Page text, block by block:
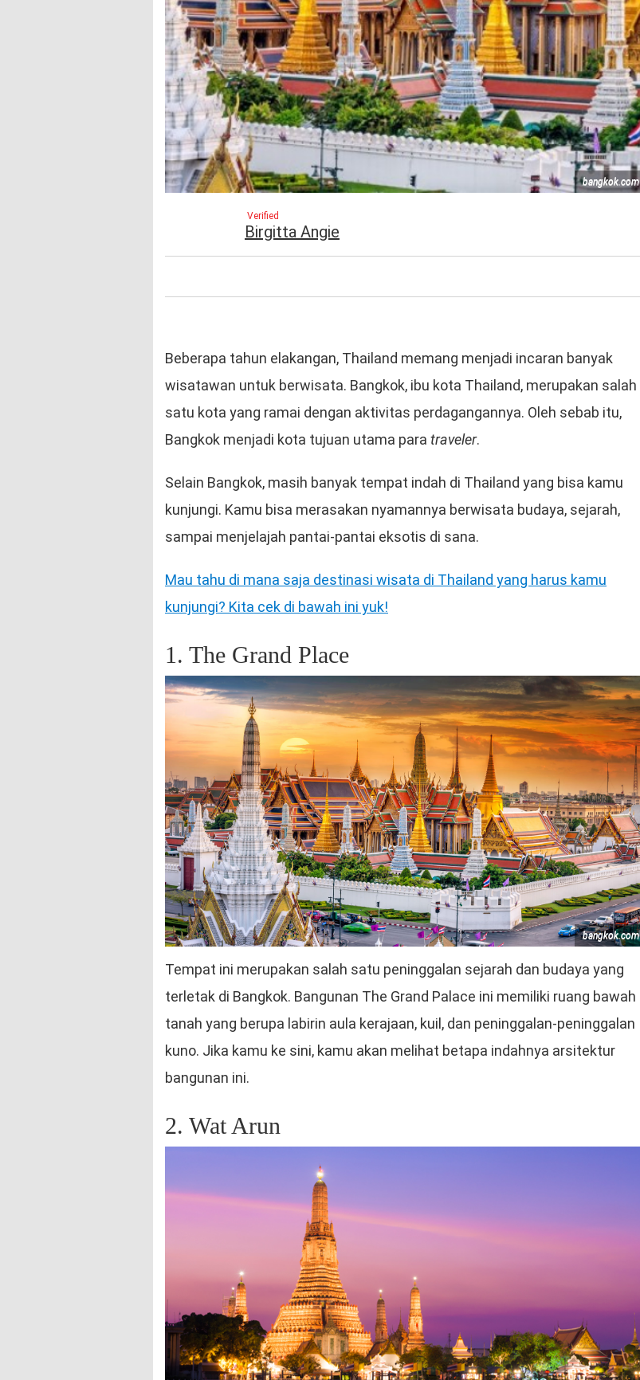
bangkok.com
Verified
Birgitta Angie
Beberapa tahun elakangan, Thailand memang menjadi incaran banyak
wisatawan untuk berwisata. Bangkok, ibu kota Thailand, merupakan salah
satu kota yang ramai dengan aktivitas perdagangannya. Oleh sebab itu,
Bangkok menjadi kota tujuan utama para traveler.
Selain Bangkok, masih banyak tempat indah di Thailand yang bisa kamu
kunjungi. Kamu bisa merasakan nyamannya berwisata budaya, sejarah,
sampai menjelajah pantai-pantai eksotis di sana.
Mau tahu di mana saja destinasi wisata di Thailand yang harus kamu
kunjungi? Kita cek di bawah ini yuk!
1. The Grand Place
bangkok.com
Tempat ini merupakan salah satu peninggalan sejarah dan budaya yang
terletak di Bangkok. Bangunan The Grand Palace ini memiliki ruang bawah
tanah yang berupa labirin aula kerajaan, kuil, dan peninggalan-peninggalan
kuno. Jika kamu ke sini, kamu akan melihat betapa indahnya arsitektur
bangunan ini.
2. Wat Arun